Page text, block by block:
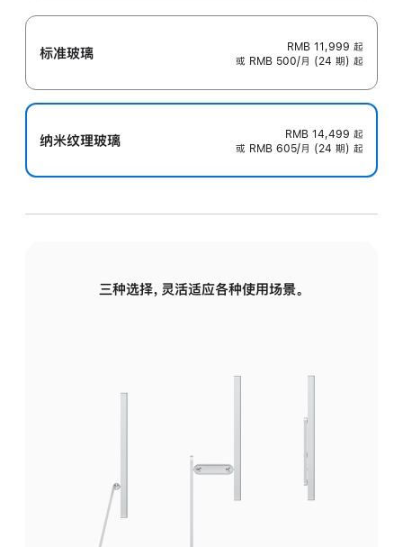
标准玻璃 RMB 11,999 起
或 RMB 500/月 (24 期) 起
纳米纹理玻璃 RMB 14,499 起
或 RMB 605/月 (24 期) 起
三种选择，灵活适应各种使用场景。